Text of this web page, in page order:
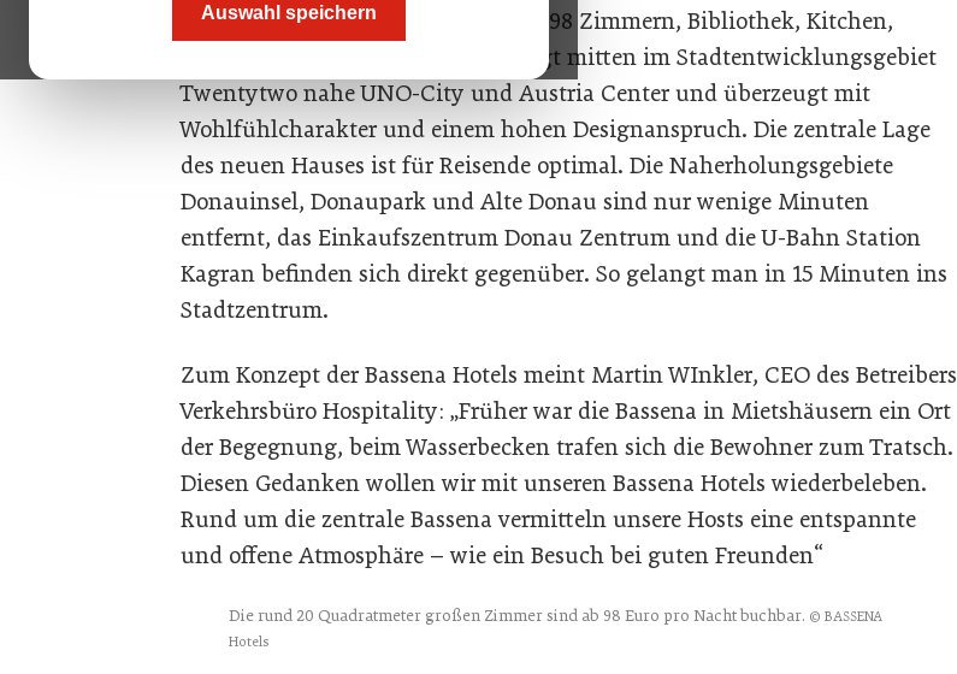
Auswahl speichern
Das Bassena Wien Donaustadt mit 198 Zimmern, Bibliothek, Kitchen,
Fitnesscenter und Wintergarten liegt mitten im Stadtentwicklungsgebiet
Twentytwo nahe UNO-City und Austria Center und überzeugt mit
Wohlfühlcharakter und einem hohen Designanspruch. Die zentrale Lage
des neuen Hauses ist für Reisende optimal. Die Naherholungsgebiete
Donauinsel, Donaupark und Alte Donau sind nur wenige Minuten
entfernt, das Einkaufszentrum Donau Zentrum und die U-Bahn Station
Kagran befinden sich direkt gegenüber. So gelangt man in 15 Minuten ins
Stadtzentrum.
Zum Konzept der Bassena Hotels meint Martin WInkler, CEO des Betreibers
Verkehrsbüro Hospitality: „Früher war die Bassena in Mietshäusern ein Ort
der Begegnung, beim Wasserbecken trafen sich die Bewohner zum Tratsch.
Diesen Gedanken wollen wir mit unseren Bassena Hotels wiederbeleben.
Rund um die zentrale Bassena vermitteln unsere Hosts eine entspannte
und offene Atmosphäre – wie ein Besuch bei guten Freunden“
Die rund 20 Quadratmeter großen Zimmer sind ab 98 Euro pro Nacht buchbar. © BASSENA
Hotels